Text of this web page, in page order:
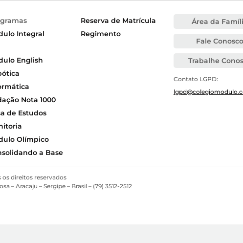
Integral
English
Nota 1000
de Estudos
Olímpico
a Base
Reserva de Matrícula
Regimento
Área da
Fale Conosco
Trabalhe
Contato LGPD:
os direitos reservados
– Aracaju – Sergipe – Brasil – (79) 3512-2512